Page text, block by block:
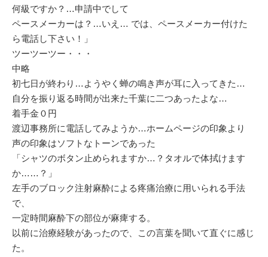
何級ですか？…申請中でして
ペースメーカーは？…いえ… では、ペースメーカー付けた
ら電話し下さい！」
ツーツーツー・・・
中略
初七日が終わり…ようやく蝉の鳴き声が耳に入ってきた…
自分を振り返る時間が出来た千葉に二つあったよな…
着手金０円
渡辺事務所に電話してみようか…ホームページの印象より
声の印象はソフトなトーンであった
「シャツのボタン止められますか…？タオルで体拭けます
か……？」
左手のブロック注射麻酔による疼痛治療に用いられる手法
で、
一定時間麻酔下の部位が麻痺する。
以前に治療経験があったので、この言葉を聞いて直ぐに感じ
た。